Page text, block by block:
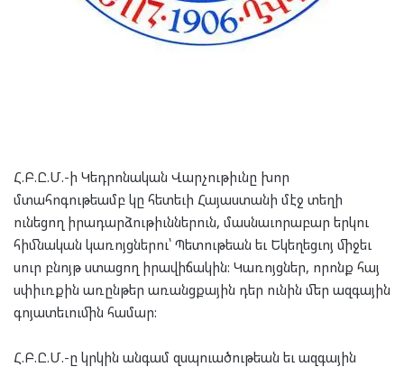
Հ.Բ.Ը.Մ.-ի Կեդրոնական Վարչութիւնը խոր
մտահոգութեամբ կը հետեւի Հայաստանի մէջ տեղի
ունեցող իրադարձութիւններուն, մասնաւորաբար երկու
հիմնական կառոյցներու՝ Պետութեան եւ Եկեղեցւոյ միջեւ
սուր բնոյթ ստացող իրավիճակին: Կառոյցներ, որոնք հայ
սփիւռքին առընթեր առանցքային դեր ունին մեր ազգային
գոյատեւումին համար:
Հ.Բ.Ը.Մ.-ը կրկին անգամ զսպուածութեան եւ ազգային